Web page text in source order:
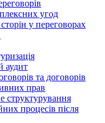
угод
у переговорах
аудит
та договорів
прав
структурування
процесів після